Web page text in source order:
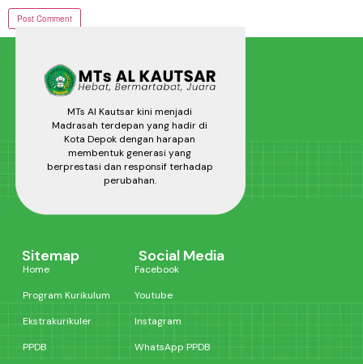
MTs Al Kautsar kini menjadi
Madrasah terdepan yang hadir di
Kota Depok dengan harapan
membentuk generasi yang
berprestasi dan responsif terhadap
perubahan.
Sitemap
Home
Program Kurikulum
Ekstrakurikuler
PPDB
Social Media
Facebook
Youtube
Instagram
WhatsApp PPDB